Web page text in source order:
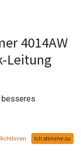
4014AW
Leitung
besseres
Ich stimme zu